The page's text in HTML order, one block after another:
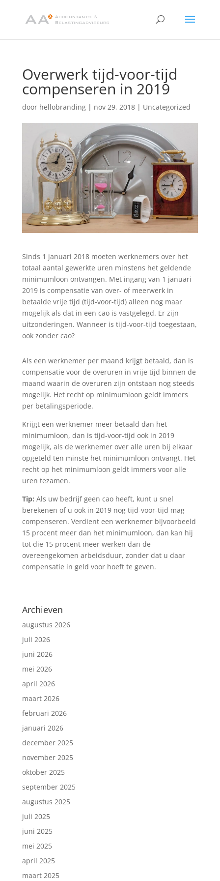
Overwerk tijd-voor-tijd
compenseren in 2019
door hellobranding| nov 29, 2018| Uncategorized
Sinds 1 januari 2018 moeten werknemers over het
totaal aantal gewerkte uren minstens het geldende
minimumloon ontvangen. Met ingang van 1 januari
2019 is compensatie van over- of meerwerk in
betaalde vrije tijd (tijd-voor-tijd) alleen nog maar
mogelijk als dat in een cao is vastgelegd. Er zijn
uitzonderingen. Wanneer is tijd-voor-tijd toegestaan,
ook zonder cao?
Als een werknemer per maand krijgt betaald, dan is
compensatie voor de overuren in vrije tijd binnen de
maand waarin de overuren zijn ontstaan nog steeds
mogelijk. Het recht op minimumloon geldt immers
per betalingsperiode.
Krijgt een werknemer meer betaald dan het
minimumloon, dan is tijd-voor-tijd ook in 2019
mogelijk, als de werknemer over alle uren bij elkaar
opgeteld ten minste het minimumloon ontvangt. Het
recht op het minimumloon geldt immers voor alle
uren tezamen.
Tip: Als uw bedrijf geen cao heeft, kunt u snel
berekenen of u ook in 2019 nog tijd-voor-tijd mag
compenseren. Verdient een werknemer bijvoorbeeld
15 procent meer dan het minimumloon, dan kan hij
tot die 15 procent meer werken dan de
overeengekomen arbeidsduur, zonder dat u daar
compensatie in geld voor hoeft te geven.
Archieven
augustus 2026
juli 2026
juni 2026
mei 2026
april 2026
maart 2026
februari 2026
januari 2026
december 2025
november 2025
oktober 2025
september 2025
augustus 2025
juli 2025
juni 2025
mei 2025
april 2025
maart 2025